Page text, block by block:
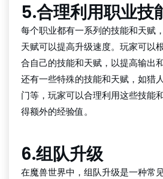
5.合理利用职业技
每个职业都有一系列的技能和天赋
天赋可以提高升级速度。玩家可以
合自己的技能和天赋，以提高输出
还有一些特殊的技能和天赋，如猎
门等，玩家可以合理利用这些技能
得额外的经验值。
6.组队升级
在魔兽世界中，组队升级是一种常